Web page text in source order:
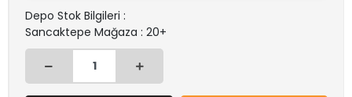
Depo Stok Bilgileri :
Sancaktepe Mağaza : 20+